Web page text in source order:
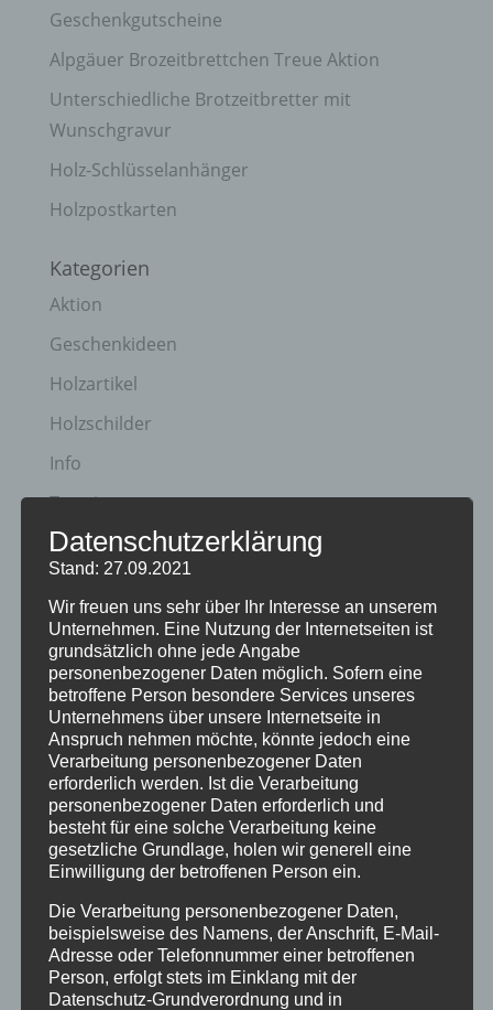
Geschenkgutscheine
Alpgäuer Brozeitbrettchen Treue Aktion
Unterschiedliche Brotzeitbretter mit
Wunschgravur
Holz-Schlüsselanhänger
Holzpostkarten
Kategorien
Aktion
Geschenkideen
Holzartikel
Holzschilder
Info
Termine
Archiv
April 2023
Januar 2021
Juli 2020
März 2018
Dezember 2017
März 2017
November 2016
August 2016
Juli 2016
Juni 2016
Mai 2016
Datenschutzerklärung
Stand: 27.09.2021
Wir freuen uns sehr über Ihr Interesse an unserem
Unternehmen. Eine Nutzung der Internetseiten ist
grundsätzlich ohne jede Angabe
personenbezogener Daten möglich. Sofern eine
betroffene Person besondere Services unseres
Unternehmens über unsere Internetseite in
Anspruch nehmen möchte, könnte jedoch eine
Verarbeitung personenbezogener Daten
erforderlich werden. Ist die Verarbeitung
personenbezogener Daten erforderlich und
besteht für eine solche Verarbeitung keine
gesetzliche Grundlage, holen wir generell eine
Einwilligung der betroffenen Person ein.
Die Verarbeitung personenbezogener Daten,
beispielsweise des Namens, der Anschrift, E-Mail-
Adresse oder Telefonnummer einer betroffenen
Person, erfolgt stets im Einklang mit der
Datenschutz-Grundverordnung und in